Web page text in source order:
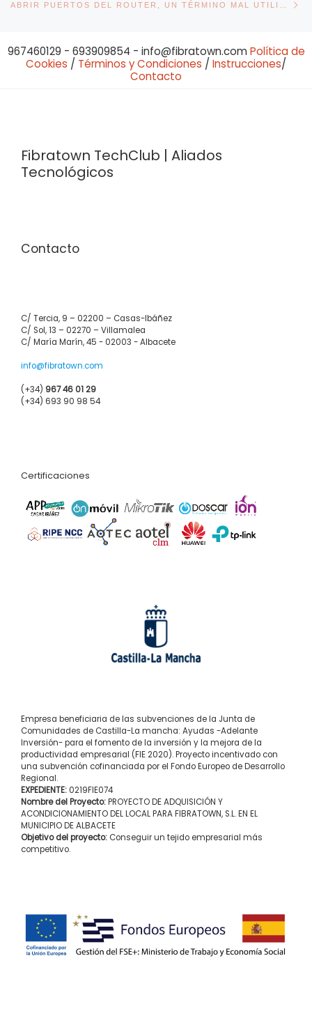
967460129 - 693909854 - info@fibratown.com Política de
Cookies / Términos y Condiciones / Instrucciones/
Contacto
Fibratown TechClub | Aliados
Tecnológicos
Contacto
C/ Tercia, 9 – 02200 – Casas-Ibáñez
C/ Sol, 13 – 02270 – Villamalea
C/ María Marín, 45 - 02003 - Albacete
info@fibratown.com
(+34) 967 46 01 29
(+34) 693 90 98 54
Certificaciones
Empresa beneficiaria de las subvenciones de la Junta de
Comunidades de Castilla-La mancha: Ayudas -Adelante
Inversión- para el fomento de la inversión y la mejora de la
productividad empresarial (FIE 2020). Proyecto incentivado con
una subvención cofinanciada por el Fondo Europeo de Desarrollo
Regional.
EXPEDIENTE: 0219FIE074
Nombre del Proyecto:PROYECTO DE ADQUISICIÓN Y
ACONDICIONAMIENTO DEL LOCAL PARA FIBRATOWN, S.L. EN EL
MUNICIPIO DE ALBACETE
Objetivo del proyecto:Conseguir un tejido empresarial más
competitivo.